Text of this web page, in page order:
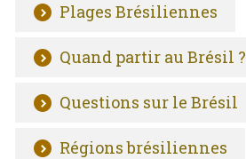
Plages Brésiliennes
Quand partir au Brésil ?
Questions sur le Brésil
Régions brésiliennes